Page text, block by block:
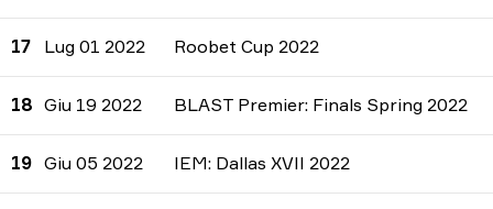
17 Lug 01 2022 Roobet Cup 2022
18 Giu 19 2022 BLAST Premier: Finals Spring 2022
19 Giu 05 2022 IEM: Dallas XVII 2022